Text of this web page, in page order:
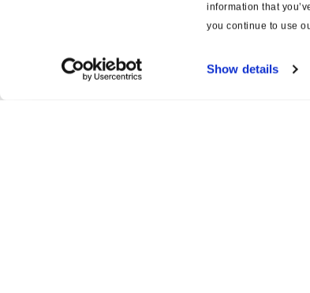
information that
you continue to use
Show details
Dokumentation
Gestängesteller